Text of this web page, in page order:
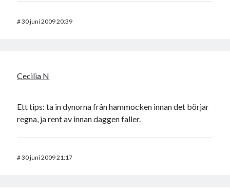
#30 juni 2009 20:39
Cecilia N
Ett tips: ta in dynorna från hammocken innan det börjar
regna, ja rent av innan daggen faller.
#30 juni 2009 21:17